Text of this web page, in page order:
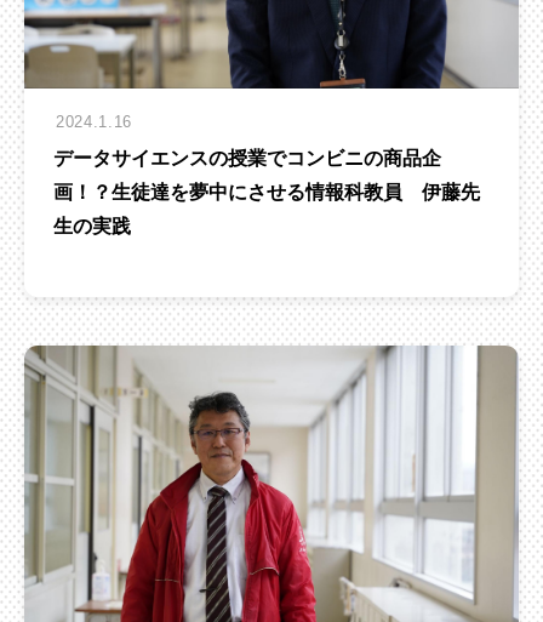
2024.1.16
データサイエンスの授業でコンビニの商品企
画！？生徒達を夢中にさせる情報科教員 伊藤先
生の実践